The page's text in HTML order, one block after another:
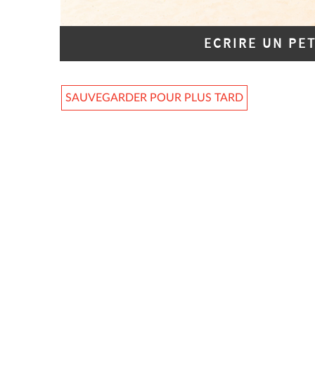
ECRIRE UN
SAUVEGARDER POUR PLUS TARD